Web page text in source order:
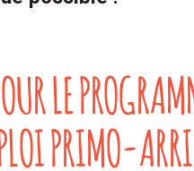
LE
PRIMO-